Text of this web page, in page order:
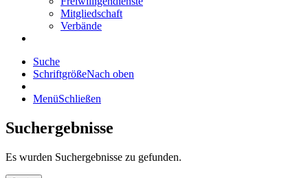
Mitgliedschaft
Verbände
Suche
SchriftgrößeNach oben
MenüSchließen
Suchergebnisse
Es wurden Suchergebnisse zu gefunden.